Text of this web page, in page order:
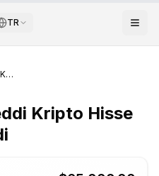
TR
Trump Hormuz Reddi Kripto Hisse Düşüşünü Tetikledi
Kripto Hisse